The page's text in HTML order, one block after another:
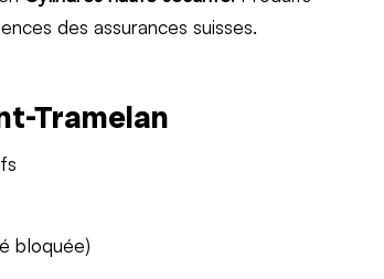
des assurances suisses.
Tramelan
bloquée)